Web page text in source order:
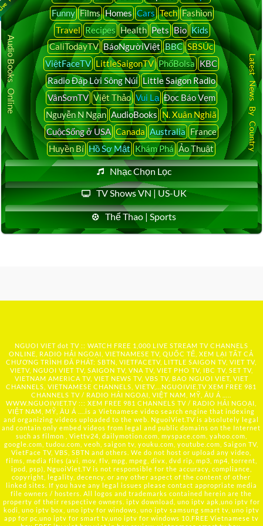
Funny Films Homes Cars Tech Fashion
Travel Recipes Health Pets Bio Kids
CaliTodayTV BáoNgườiViệt BBC SBSÚc
ViệtFaceTV LittleSaigonTV PhốBolsa KBC
Radio Đáp Lời Sông Núi Little Saigon Radio
VânSơnTV Việt Thảo Vui Lạ Đọc Báo Vẹm
Nguyễn N Ngạn AudioBooks N. Xuân Nghiã
CuộcSống ở USA Canada Australia France
Huyền Bí Hồ Sơ Mật Khám Phá Ảo Thuật
Nhạc Chọn Lọc
TV Shows VN | US-UK
Thể Thao | Sports
Audio Books Online Latest News By Country
NGUOI VIET dot TV :: WATCH FREE 1,000 LIVE STREAM TV CHANNELS
ONLINE, RADIO HẢI NGOẠI, VIETNAMESE TV, QUỐC TẾ, XEM LẠI TẤT CẢ
CHƯƠNG TRÌNH ĐÃ PHÁT: SBTN, VIETFACETV, LITTLE SAIGON TV, VIET TV,
VIETV, NGUOI VIET TV, SAIGON TV, VNA TV, VIET PHO TV, IBC TV, SET TV,
VIETNAM AMERICA TV, VIET NEWS TV, VBS TV, BAO NGUOI VIET, VIET
CHANNELS, VIETNAMESE CHANNELS, VIETV,... NGUOIVIE.TV XEM FREE 981
CHANNELS TV / RADIO HẢI NGOẠI, VIỆT NAM, MỸ, ÂU Á …..
WWW.NGUOIVIET.TV ::: XEM FREE 981 CHANNELS TV / RADIO HẢI NGOẠI,
VIỆT NAM, MỸ, ÂU Á ….is a Vietnamese video search engine that indexing
and organizing videos uploaded to the web. NguoiViet.TV is absolutely legal
and contain only embed videos from legal and public domains on the Internet
such as filmon , Viettv24, dailymotion.com, myspace.com, yahoo.com,
google.com, tudou.com, veoh, saigon tv, youku.com, youtube.com, Saigon TV,
VietFace TV, VBS, SBTN and others. We do not host or upload any video,
films, media files (avi, mov, flv, mpg, mpeg, divx, dvd rip, mp3, mp4, torrent,
ipod, psp), NguoiViet.TV is not responsible for the accuracy, compliance,
copyright, legality, decency, or any other aspect of the content of other
linked sites. If you have any legal issues please contact appropriate media
file owners / hosters. All logos and trademarks contained herein are the
property of their respective owners. iptv download, uno iptv apk,uno iptv for
kodi, uno iptv box, uno iptv for windows, uno iptv samsung smart tv, uno iptv
app for pc,uno iptv for smart tv,uno iptv for windows 10,FREE Vietnamese tv